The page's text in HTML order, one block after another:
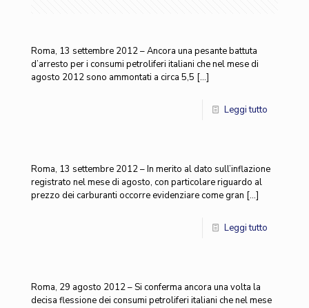
Roma, 13 settembre 2012 – Ancora una pesante battuta
d’arresto per i consumi petroliferi italiani che nel mese di
agosto 2012 sono ammontati a circa 5,5 […]
Leggi tutto
Roma, 13 settembre 2012 – In merito al dato sull’inflazione
registrato nel mese di agosto, con particolare riguardo al
prezzo dei carburanti occorre evidenziare come gran […]
Leggi tutto
Roma, 29 agosto 2012 – Si conferma ancora una volta la
decisa flessione dei consumi petroliferi italiani che nel mese